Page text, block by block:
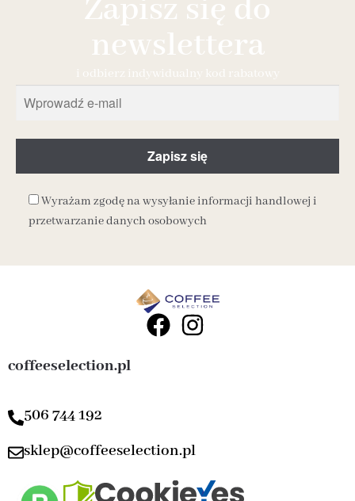
Zapisz się do
newslettera
i odbierz indywidualny kod rabatowy
Wyrażam zgodę na wysyłanie informacji handlowej i
przetwarzanie danych osobowych
coffeeselection.pl
506 744 192
sklep@coffeeselection.pl